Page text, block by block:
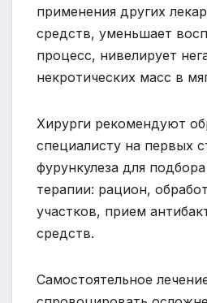
применения других
средств, уменьшает
процесс, нивелирует
некротических масс в
Хирурги рекомендуют
специалисту на первых
фурункулеза для
терапии: рацион,
участков, прием
средств.
Самостоятельное